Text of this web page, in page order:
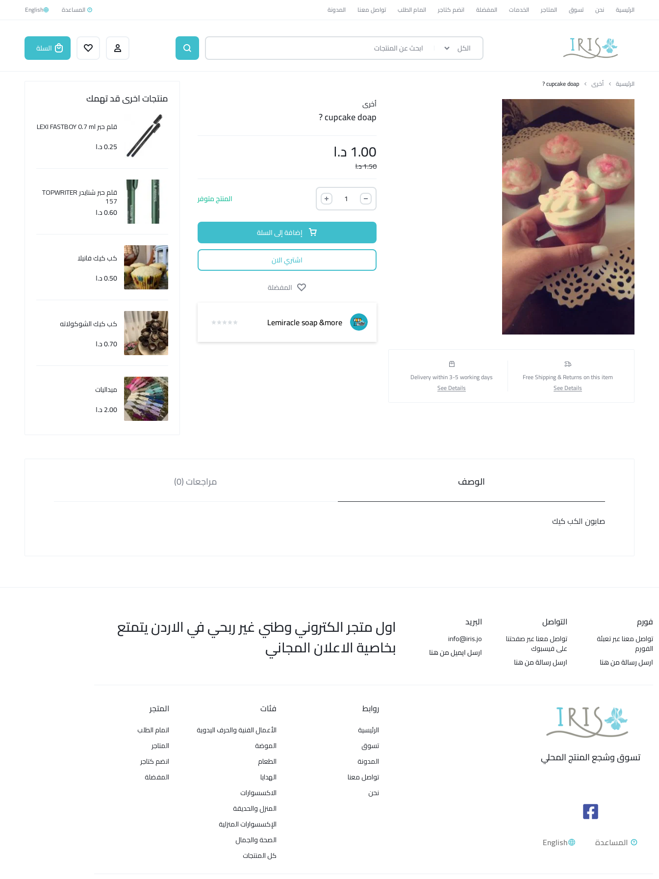
الرئيسية نحن تسوق المتاجر الخدمات المفضلة انضم كتاجر اتمام الطلب تواصل معنا المدونة English
|
متجر
تسوق
وطني
الكل السلة
الرئيسية أخرى cupcake doap ?
Free Shipping & Returns on this item
See Details
Delivery within 3-5 working days
See Details
أخرى
cupcake doap ?
1.00 د.ا
1.50د.ا
المنتج متوفر
إضافة إلى السلة
اشتري الان
المفضلة
Lemiracle soap &more
منتجات اخرى قد تهمك
قلم حبر LEXI FASTBOY 0.7 ml
0.25د.ا
قلم حبر شنايدر TOPWRITER
157
0.60د.ا
كب كيك فانيلا
0.50د.ا
كب كيك الشوكولاته
0.70د.ا
ميداليات
2.00د.ا
الوصف مراجعات (0)
صابون الكب كيك
فورم
تواصل معنا عبر تعبئة
الفورم
ارسل رسالة من هنا
التواصل
تواصل معنا عبر صفحتنا
على فيسبوك
ارسل رسالة من هنا
البريد
info@iris.jo
ارسل ايميل من هنا
اول متجر الكتروني وطني غير ربحي في الاردن يتمتع
بخاصية الاعلان المجاني
تسوق وشجع المنتج المحلي
English
روابط
الرئيسية
تسوق
المدونة
تواصل معنا
نحن
فئات
الأعمال الفنية والحرف اليدوية
الموضة
الطعام
الهدايا
الاكسسوارات
المنزل والحديقة
الإكسسوارات المنزلية
الصحة والجمال
كل المنتجات
المتجر
اتمام الطلب
المتاجر
انضم كتاجر
المفضلة